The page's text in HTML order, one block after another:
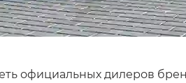
официальных дилеров